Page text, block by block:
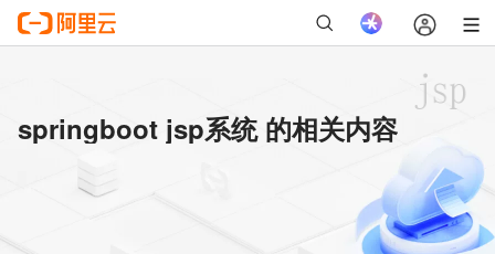
springboot jsp系统 的相关内容